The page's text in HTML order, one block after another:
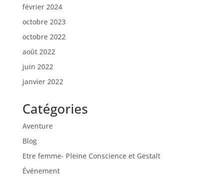
février 2024
octobre 2023
octobre 2022
août 2022
juin 2022
janvier 2022
Catégories
Aventure
Blog
Etre femme- Pleine Conscience et Gestalt
Événement